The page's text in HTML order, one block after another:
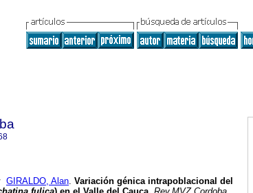
GIRALDO, Alan. Variación génica intrapoblacional del